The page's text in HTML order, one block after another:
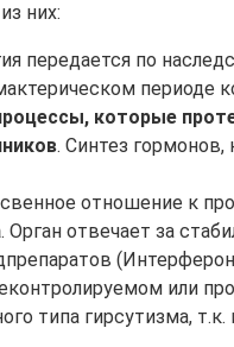
них:
передается по
периоде
которые
. Синтез
отношение к
. Орган отвечает за
или
типа гирсутизма,